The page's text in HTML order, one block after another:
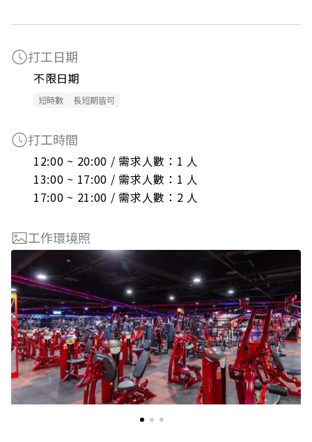
打工日期
不限日期
短時數 長短期皆可
打工時間
12:00 ~ 20:00 / 需求人數：1 人
13:00 ~ 17:00 / 需求人數：1 人
17:00 ~ 21:00 / 需求人數：2 人
工作環境照